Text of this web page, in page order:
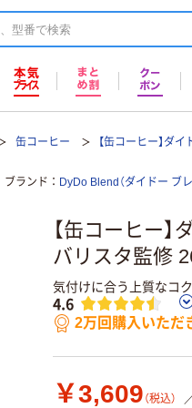
缶コーヒー 【缶コーヒー】ダ
ブランド DyDo Blend（ダイドー ブレ
【缶コーヒー
バリスタ監修
気付けに合う上質なコ
4.6
2万回購入いただ
￥3,609 （税込）